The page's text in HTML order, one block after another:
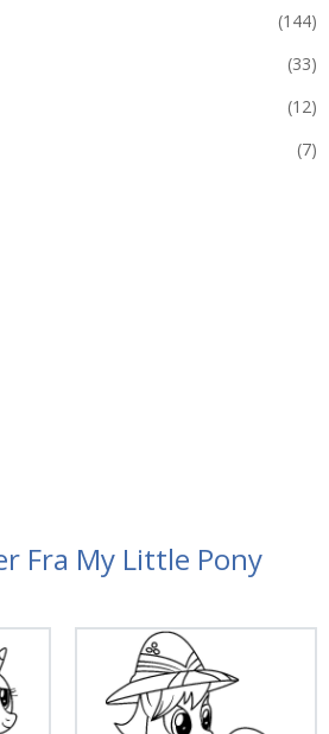
(144)
(33)
(12)
(7)
Fra My Little Pony